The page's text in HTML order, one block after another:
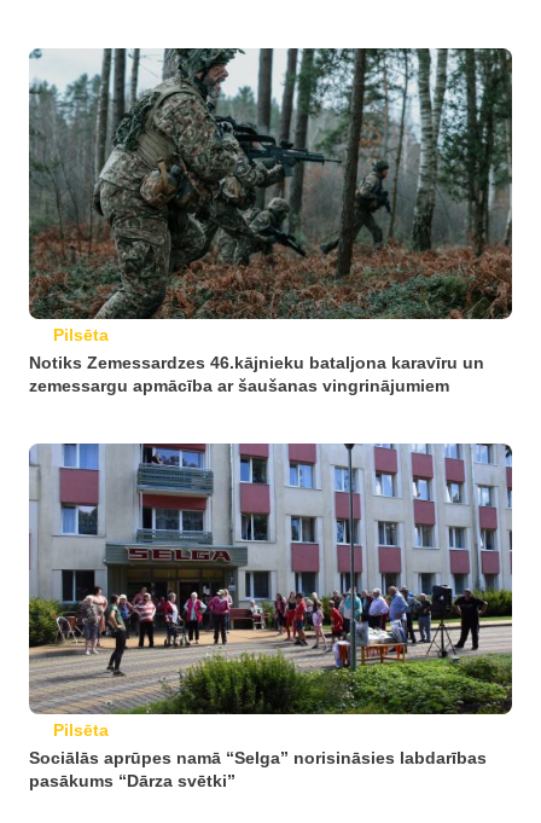
Pilsēta
Notiks Zemessardzes 46.kājnieku bataljona karavīru un
zemessargu apmācība ar šaušanas vingrinājumiem
Pilsēta
Sociālās aprūpes namā “Selga” norisināsies labdarības
pasākums “Dārza svētki”